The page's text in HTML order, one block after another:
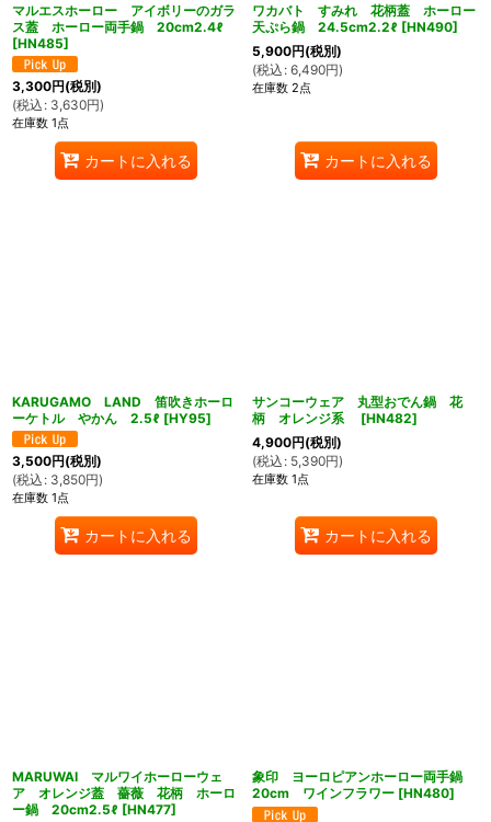
マルエスホーロー アイボリーのガラ
ス蓋 ホーロー両手鍋 20cm2.4ℓ
[HN485]
3,300円(税別)
(税込 : 3,630円)
在庫数 1点
カートに入れる
ワカバト すみれ 花柄蓋 ホーロー
天ぷら鍋 24.5cm2.2ℓ [HN490]
5,900円(税別)
(税込 : 6,490円)
在庫数 2点
カートに入れる
KARUGAMO LAND 笛吹きホーロ
ーケトル やかん 2.5ℓ [HY95]
3,500円(税別)
(税込 : 3,850円)
在庫数 1点
カートに入れる
サンコーウェア 丸型おでん鍋 花
柄 オレンジ系
[HN482]
4,900円(税別)
(税込 : 5,390円)
在庫数 1点
カートに入れる
MARUWAI マルワイホーローウェ
ア オレンジ蓋 薔薇 花柄 ホーロ
ー鍋 20cm2.5ℓ [HN477]
象印 ヨーロピアンホーロー両手鍋
20cm ワインフラワー [HN480]